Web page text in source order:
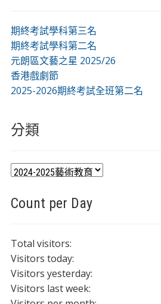
期終考試學科第三名
期終考試學科第二名
元朗區文藝之星 2025/26
香港戲劇節
2025-2026期終考試全班第二名
分類
分
Count per Day
Total visitors:
Visitors today:
Visitors yesterday:
Visitors last week: